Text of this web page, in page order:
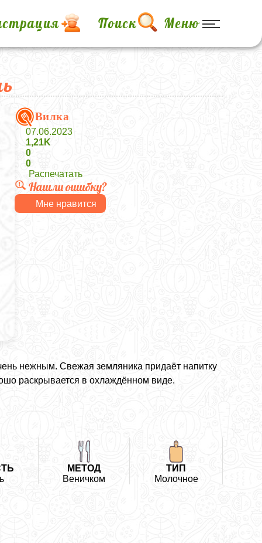
Поиск Меню
Вилка
07.06.2023
1,21K
0
0
Распечатать
Нашли ошибку?
Мне нравится
нежным. Свежая земляника придаёт напитку
раскрывается в охлаждённом виде.
МЕТОД
Веничком
ТИП
Молочное